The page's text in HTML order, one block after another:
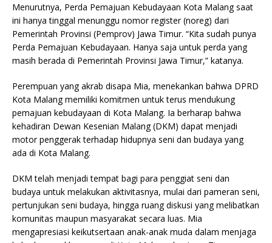
Menurutnya, Perda Pemajuan Kebudayaan Kota Malang saat
ini hanya tinggal menunggu nomor register (noreg) dari
Pemerintah Provinsi (Pemprov) Jawa Timur. “Kita sudah punya
Perda Pemajuan Kebudayaan. Hanya saja untuk perda yang
masih berada di Pemerintah Provinsi Jawa Timur,” katanya.
Perempuan yang akrab disapa Mia, menekankan bahwa DPRD
Kota Malang memiliki komitmen untuk terus mendukung
pemajuan kebudayaan di Kota Malang. Ia berharap bahwa
kehadiran Dewan Kesenian Malang (DKM) dapat menjadi
motor penggerak terhadap hidupnya seni dan budaya yang
ada di Kota Malang.
DKM telah menjadi tempat bagi para penggiat seni dan
budaya untuk melakukan aktivitasnya, mulai dari pameran seni,
pertunjukan seni budaya, hingga ruang diskusi yang melibatkan
komunitas maupun masyarakat secara luas. Mia
mengapresiasi keikutsertaan anak-anak muda dalam menjaga